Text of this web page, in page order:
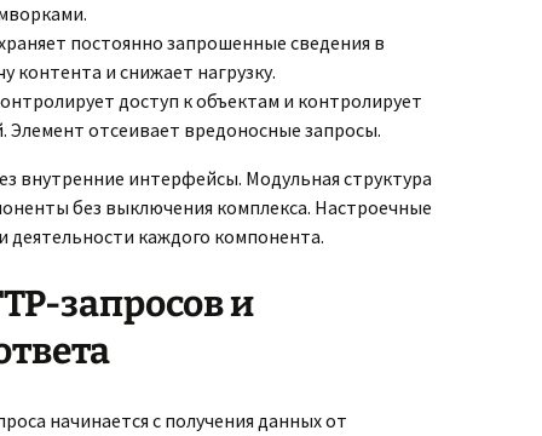
постоянно запрошенные сведения в
контента и снижает нагрузку.
доступ к объектам и контролирует
Элемент отсеивает вредоносные запросы.
внутренние интерфейсы. Модульная структура
без выключения комплекса. Настроечные
каждого компонента.
запросов и
начинается с получения данных от